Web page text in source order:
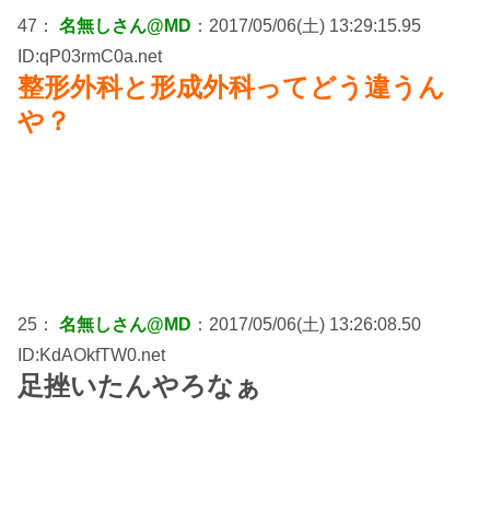
47： 名無しさん@MD ：2017/05/06(土) 13:29:15.95
ID:qP03rmC0a.net
整形外科と形成外科ってどう違うん
や？
25： 名無しさん@MD ：2017/05/06(土) 13:26:08.50
ID:KdAOkfTW0.net
足挫いたんやろなぁ